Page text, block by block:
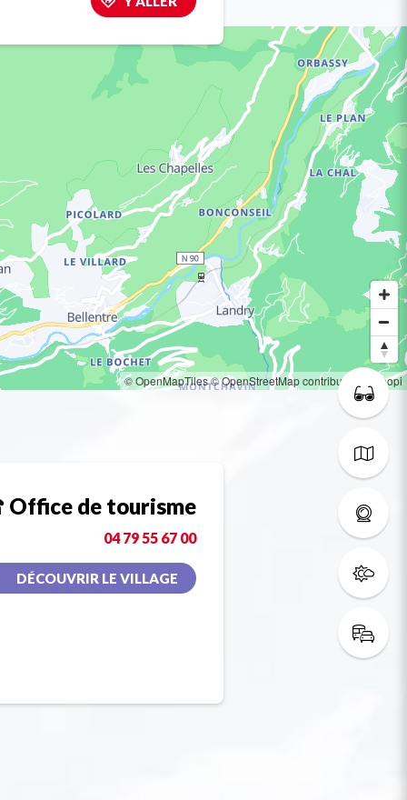
© OpenMapTiles© OpenStreetMap contributors © Loopi
de tourisme
04 79 55 67 00
DÉCOUVRIR LE VILLAGE